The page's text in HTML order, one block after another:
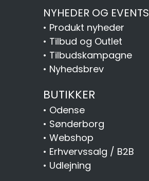
NYHEDER OG EVENTS
• Produkt nyheder
• Tilbud og Outlet
• Tilbudskampagne
• Nyhedsbrev
BUTIKKER
• Odense
• Sønderborg
• Webshop
• Erhvervssalg / B2B
• Udlejning